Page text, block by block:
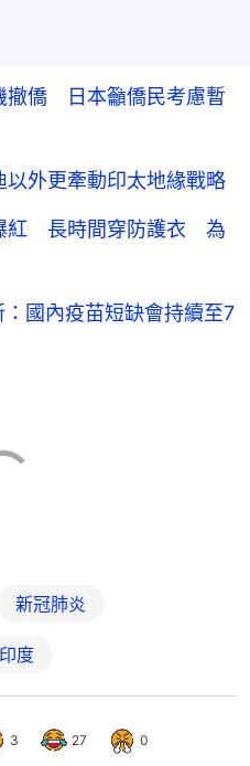
撤僑 日本籲僑民考慮暫
外更牽動印太地緣戰略
紅 長時間穿防護衣 為
國內疫苗短缺會持續至7
新冠肺炎
印度
3 27 0